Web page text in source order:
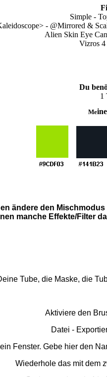
Simple -
- @Mirrored &
Alien Skin Eye
Vizros
Du
1
Me
ändere den
manche Effekte/Filter
Tube, die Maske, die
Aktiviere den
Datei -
Fenster. Gebe hier den
Wiederhole das mit dem